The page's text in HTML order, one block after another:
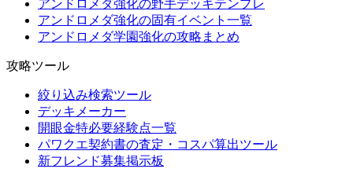
アンドロメダ強化の野手デッキテンプレ
アンドロメダ強化の固有イベント一覧
アンドロメダ学園強化の攻略まとめ
攻略ツール
絞り込み検索ツール
デッキメーカー
開眼金特必要経験点一覧
パワクエ契約書の査定・コスパ算出ツール
新フレンド募集掲示板